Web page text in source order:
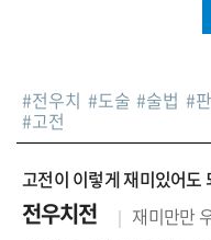
#전우치 #도술 #술법 #
#고전
고전이 이렇게 재미있어도
전우치전 재미만만